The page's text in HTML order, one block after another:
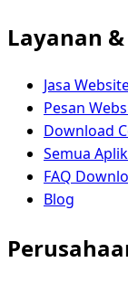
Layanan
Jasa
Pesan
Download
Semua
FAQ
Blog